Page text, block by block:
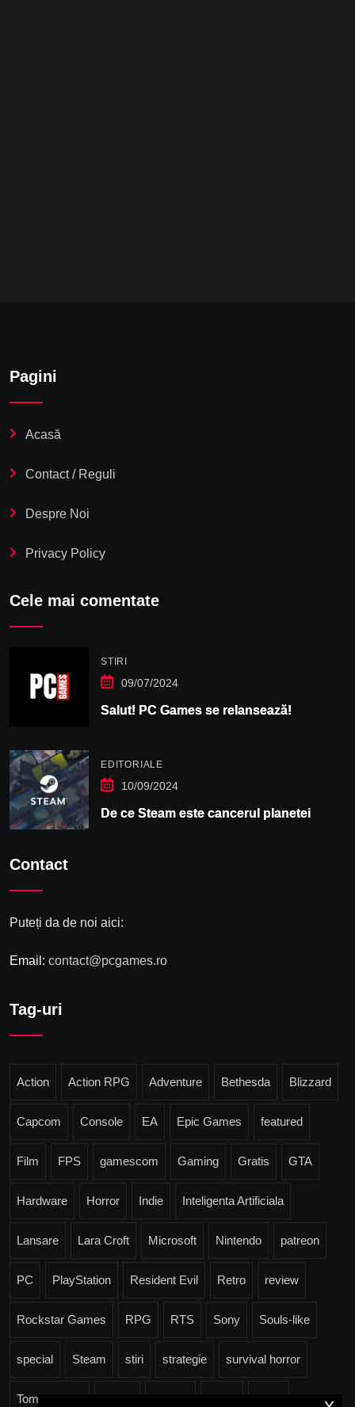
Pagini
Acasă
Contact / Reguli
Despre Noi
Privacy Policy
Cele mai comentate
STIRI
09/07/2024
Salut! PC Games se relansează!
EDITORIALE
10/09/2024
De ce Steam este cancerul planetei
Contact
Puteți da de noi aici:
Email: contact@pcgames.ro
Tag-uri
Action Action RPG Adventure Bethesda Blizzard
Capcom Console EA Epic Games featured
Film FPS gamescom Gaming Gratis GTA
Hardware Horror Indie Inteligenta Artificiala
Lansare Lara Croft Microsoft Nintendo patreon
PC PlayStation Resident Evil Retro review
Rockstar Games RPG RTS Sony Souls-like
special Steam stiri strategie survival horror
Tomb Raider